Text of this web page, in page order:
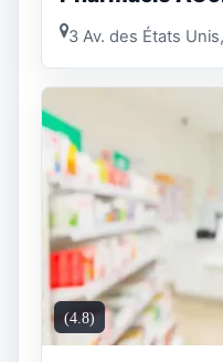
3 Av. des États
(4.8)